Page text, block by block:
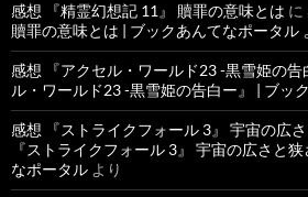
感想 『精霊幻想記 11』 贖罪の意味とは に
贖罪の意味とは | ブックあんてなポータル
感想 『アクセル・ワールド23 -黒雪姫の告
ル・ワールド23 -黒雪姫の告白ー』 | ブッ
感想 『ストライクフォール 3』 宇宙の広
『ストライクフォール 3』 宇宙の広さと
なポータル より